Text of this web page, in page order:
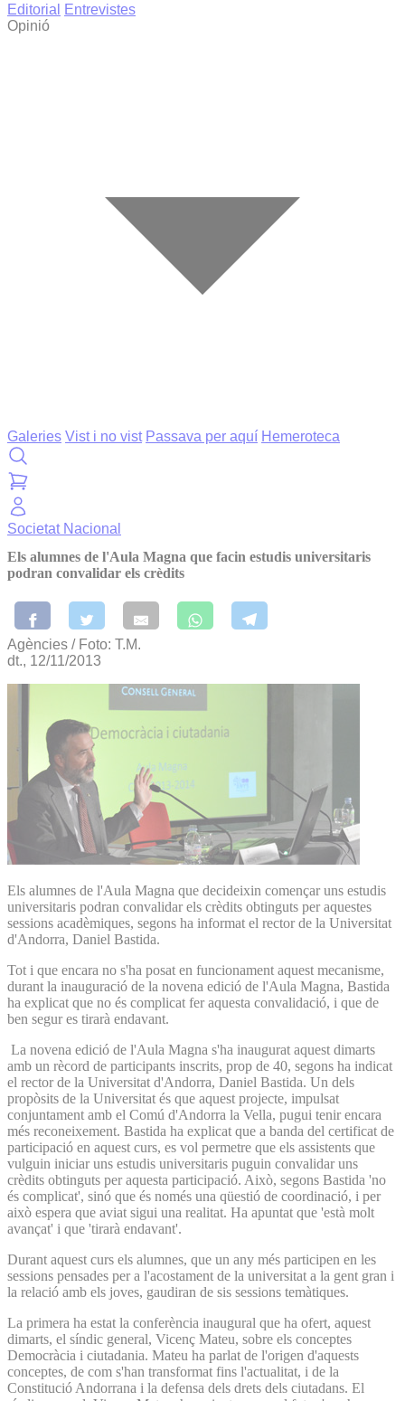
Editorial
Entrevistes
Opinió
Galeries Vist i no vist Passava per aquí Hemeroteca
Societat Nacional
Els alumnes de l'Aula Magna que facin estudis universitaris
podran convalidar els crèdits
Agències / Foto: T.M.
dt., 12/11/2013
Els alumnes de l'Aula Magna que decideixin començar uns estudis
universitaris podran convalidar els crèdits obtinguts per aquestes
sessions acadèmiques, segons ha informat el rector de la Universitat
d'Andorra, Daniel Bastida.
Tot i que encara no s'ha posat en funcionament aquest mecanisme,
durant la inauguració de la novena edició de l'Aula Magna, Bastida
ha explicat que no és complicat fer aquesta convalidació, i que de
ben segur es tirarà endavant.
La novena edició de l'Aula Magna s'ha inaugurat aquest dimarts
amb un rècord de participants inscrits, prop de 40, segons ha indicat
el rector de la Universitat d'Andorra, Daniel Bastida. Un dels
propòsits de la Universitat és que aquest projecte, impulsat
conjuntament amb el Comú d'Andorra la Vella, pugui tenir encara
més reconeixement. Bastida ha explicat que a banda del certificat de
participació en aquest curs, es vol permetre que els assistents que
vulguin iniciar uns estudis universitaris puguin convalidar uns
crèdits obtinguts per aquesta participació. Això, segons Bastida 'no
és complicat', sinó que és només una qüestió de coordinació, i per
això espera que aviat sigui una realitat. Ha apuntat que 'està molt
avançat' i que 'tirarà endavant'.
Durant aquest curs els alumnes, que un any més participen en les
sessions pensades per a l'acostament de la universitat a la gent gran i
la relació amb els joves, gaudiran de sis sessions temàtiques.
La primera ha estat la conferència inaugural que ha ofert, aquest
dimarts, el síndic general, Vicenç Mateu, sobre els conceptes
Democràcia i ciutadania. Mateu ha parlat de l'origen d'aquests
conceptes, de com s'han transformat fins l'actualitat, i de la
Constitució Andorrana i la defensa dels drets dels ciutadans. El